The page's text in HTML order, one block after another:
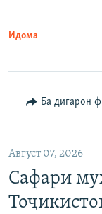
Идома
Ба дигарон
Август 07, 2026
Сафари